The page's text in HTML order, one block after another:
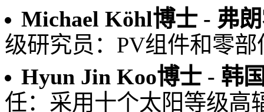
Michael Köhl博士 - 弗
级研究员：PV组件和零
Hyun Jin Koo博士 - 韩
任：采用十个太阳等级高